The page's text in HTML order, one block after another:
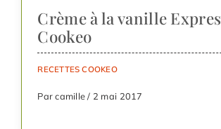
Crème à la vanille
Cookeo
RECETTES COOKEO
Par camille / 2 mai 2017